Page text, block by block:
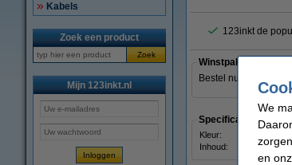
Kabels
Zoek een product
Zoek
Mijn 123inkt.nl
123inkt de
Winstpakker
Bestel nu
Specificaties
Kleur:
Inhoud:
We
en